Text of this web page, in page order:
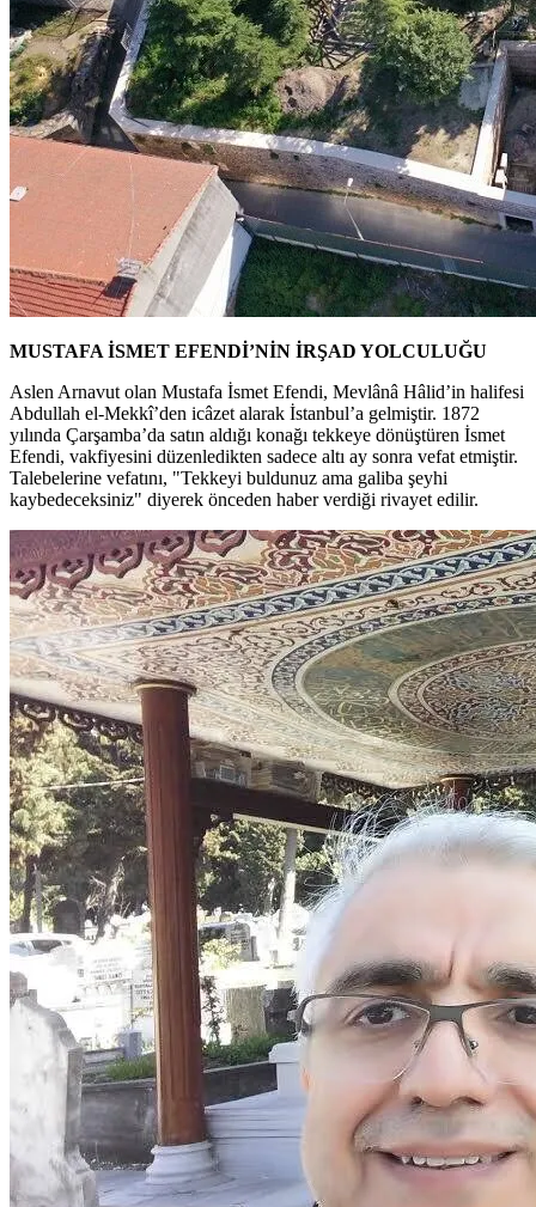
MUSTAFA İSMET EFENDİ’NİN İRŞAD YOLCULUĞU
Aslen Arnavut olan Mustafa İsmet Efendi, Mevlânâ Hâlid’in halifesi
Abdullah el-Mekkî’den icâzet alarak İstanbul’a gelmiştir. 1872
yılında Çarşamba’da satın aldığı konağı tekkeye dönüştüren İsmet
Efendi, vakfiyesini düzenledikten sadece altı ay sonra vefat etmiştir.
Talebelerine vefatını, "Tekkeyi buldunuz ama galiba şeyhi
kaybedeceksiniz" diyerek önceden haber verdiği rivayet edilir.